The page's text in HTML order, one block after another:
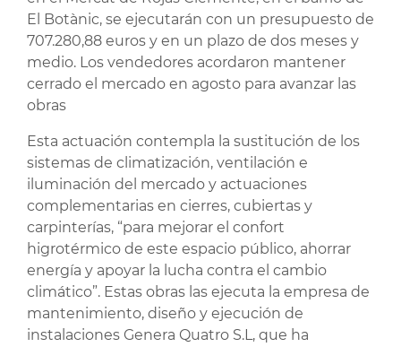
El Botànic, se ejecutarán con un presupuesto de
707.280,88 euros y en un plazo de dos meses y
medio. Los vendedores acordaron mantener
cerrado el mercado en agosto para avanzar las
obras
Esta actuación contempla la sustitución de los
sistemas de climatización, ventilación e
iluminación del mercado y actuaciones
complementarias en cierres, cubiertas y
carpinterías, “para mejorar el confort
higrotérmico de este espacio público, ahorrar
energía y apoyar la lucha contra el cambio
climático”. Estas obras las ejecuta la empresa de
mantenimiento, diseño y ejecución de
instalaciones Genera Quatro S.L, que ha